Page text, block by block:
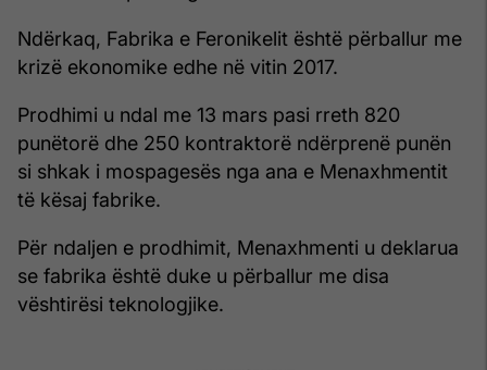
Ndërkaq, Fabrika e Feronikelit është përballur me
krizë ekonomike edhe në vitin 2017.
Prodhimi u ndal me 13 mars pasi rreth 820
punëtorë dhe 250 kontraktorë ndërprenë punën
si shkak i mospagesës nga ana e Menaxhmentit
të kësaj fabrike.
Për ndaljen e prodhimit, Menaxhmenti u deklarua
se fabrika është duke u përballur me disa
vështirësi teknologjike.